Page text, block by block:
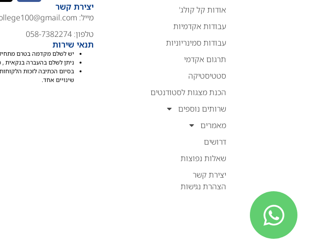
אודות קל קולג'
עבודות אקדמיות
עבודות סמינריוניות
תרגום אקדמי
סטטיסטיקה
הכנת מצגות לסטודנטים
שרותים נוספים
מאמרים
דרושים
שאלות נפוצות
יצירת קשר
הצהרת נגישות
יצירת קשר
מייל:
טלפון: 058-7382274
תנאי שירות
יש לשלם מקדמה בטרם
ניתן לשלם בהעברה בנקאית ,
בסיום הכתיבה לזכות
שינויים אחד.